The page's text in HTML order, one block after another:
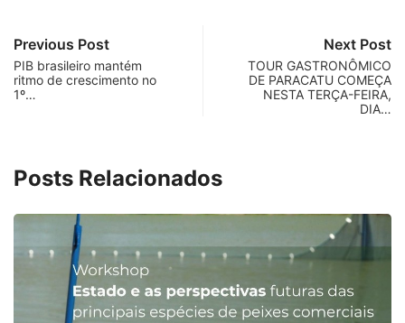
Previous Post
PIB brasileiro mantém
ritmo de crescimento no
1º…
Next Post
TOUR GASTRONÔMICO
DE PARACATU COMEÇA
NESTA TERÇA-FEIRA,
DIA…
Posts Relacionados